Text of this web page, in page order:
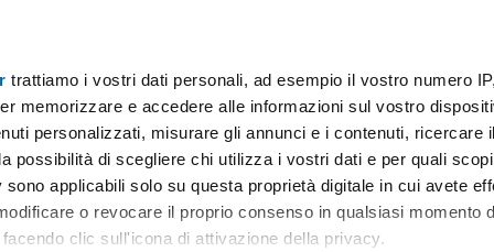
trattiamo i vostri dati personali, ad esempio il vostro numero
memorizzare e accedere alle informazioni sul vostro
personalizzati, misurare gli annunci e i contenuti, ricercare
possibilità di scegliere chi utilizza i vostri dati e per quali
applicabili solo su questa proprietà digitale in cui avete
o revocare il proprio consenso in qualsiasi momento
clic sull'icona di attivazione della privacy.
Prezzo Superficie Locali Più filtri - 1
salario Roma
Ordine Mioaffitto